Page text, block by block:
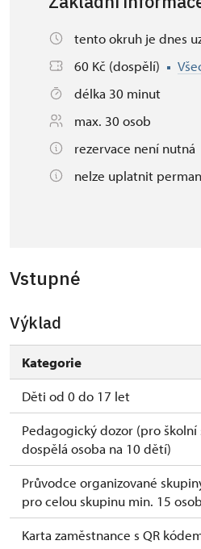
tento okruh je dnes
60 Kč (dospělí)
délka 30 minut
max. 30 osob
rezervace není nutná
nelze uplatnit
Vstupné
Výklad
Kategorie
Děti od 0 do 17 let
Pedagogický dozor (pro školní
dospělá osoba na 10 dětí)
Průvodce organizované
pro celou skupinu min. 15
Karta zaměstnance s QR